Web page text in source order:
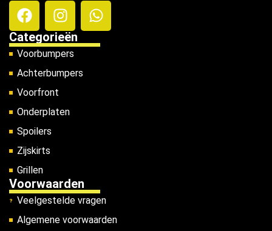
Categorieën
Voorbumpers
Achterbumpers
Voorfront
Onderplaten
Spoilers
Zijskirts
Grillen
Voorwaarden
Veelgestelde vragen
Algemene voorwaarden